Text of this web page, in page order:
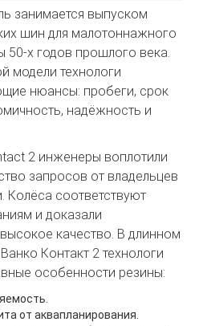
занимается выпуском
шин для малотоннажного
50-х годов прошлого века.
модели технологи
нюансы: пробеги, срок
надёжность и
2 инженеры воплотили
запросов от владельцев
Колёса соответствуют
и доказали
качество. В длинном
Контакт 2 технологи
особенности резины:
от аквапланирования.